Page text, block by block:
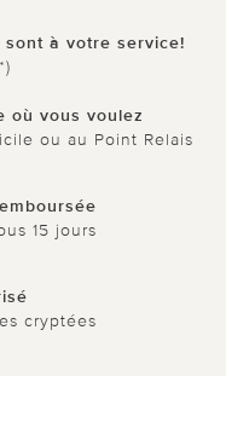
sont à votre service!
où vous voulez
ou au Point Relais
15 jours
cryptées